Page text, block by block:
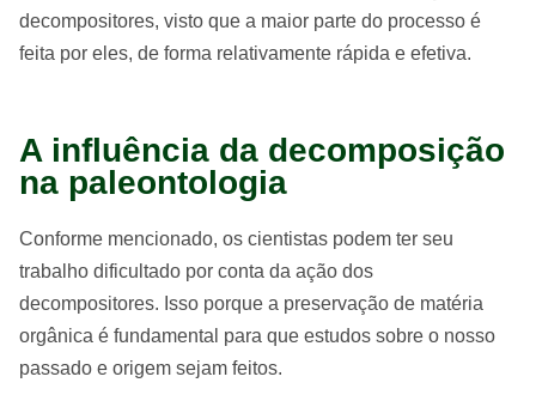
decompositores, visto que a maior parte do processo é
feita por eles, de forma relativamente rápida e efetiva.
A influência da decomposição
na paleontologia
Conforme mencionado, os cientistas podem ter seu
trabalho dificultado por conta da ação dos
decompositores. Isso porque a preservação de matéria
orgânica é fundamental para que estudos sobre o nosso
passado e origem sejam feitos.